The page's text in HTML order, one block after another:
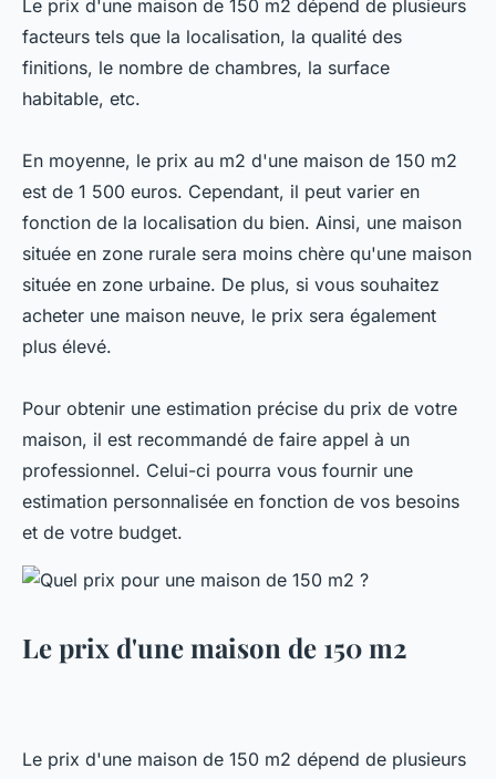
Le prix d'une maison de 150 m2 dépend de plusieurs
facteurs tels que la localisation, la qualité des
finitions, le nombre de chambres, la surface
habitable, etc.
En moyenne, le prix au m2 d'une maison de 150 m2
est de 1 500 euros. Cependant, il peut varier en
fonction de la localisation du bien. Ainsi, une maison
située en zone rurale sera moins chère qu'une maison
située en zone urbaine. De plus, si vous souhaitez
acheter une maison neuve, le prix sera également
plus élevé.
Pour obtenir une estimation précise du prix de votre
maison, il est recommandé de faire appel à un
professionnel. Celui-ci pourra vous fournir une
estimation personnalisée en fonction de vos besoins
et de votre budget.
Le prix d'une maison de 150 m2
Le prix d'une maison de 150 m2 dépend de plusieurs